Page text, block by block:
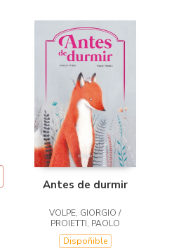
Antes de durmir
VOLPE, GIORGIO /
PROIETTI, PAOLO
Dispoñible